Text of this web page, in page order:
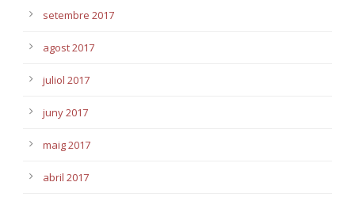
setembre 2017
agost 2017
juliol 2017
juny 2017
maig 2017
abril 2017